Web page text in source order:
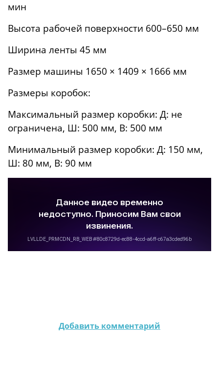
мин
Высота рабочей поверхности 600–650 мм
Ширина ленты 45 мм
Размер машины 1650 × 1409 × 1666 мм
Размеры коробок:
Максимальный размер коробки: Д: не
ограничена, Ш: 500 мм, В: 500 мм
Минимальный размер коробки: Д: 150 мм,
Ш: 80 мм, В: 90 мм
Добавить комментарий